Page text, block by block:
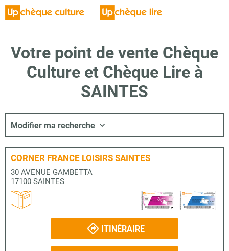
Votre point de vente Chèque
Culture et Chèque Lire à
SAINTES
Modifier ma recherche
CORNER FRANCE LOISIRS SAINTES
30 AVENUE GAMBETTA
17100 SAINTES
ITINÉRAIRE